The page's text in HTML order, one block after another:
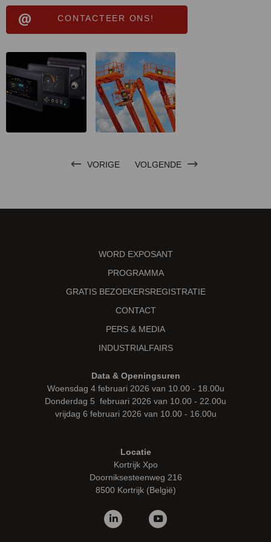
CONTACTEER ONS!
VORIGE VOLGENDE
WORD EXPOSANT
PROGRAMMA
GRATIS BEZOEKERSREGISTRATIE
CONTACT
PERS & MEDIA
INDUSTRIALFAIRS
Data & Openingsuren
Woensdag 4 februari 2026 van 10.00 - 18.00u
Donderdag 5 februari 2026 van 10.00 - 22.00u
vrijdag 6 februari 2026 van 10.00 - 16.00u
Locatie
Kortrijk Xpo
Doorniksesteenweg 216
8500 Kortrijk (België)